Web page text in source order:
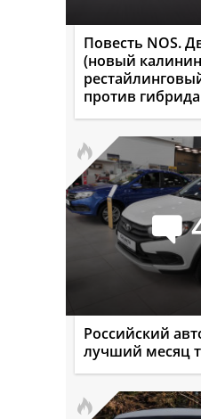
Повесть NOS.
(новый
против
Российский
лучший месяц